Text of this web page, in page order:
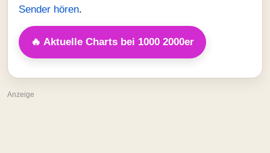
Sender hören.
🔥 Aktuelle Charts bei 1000 2000er
Anzeige